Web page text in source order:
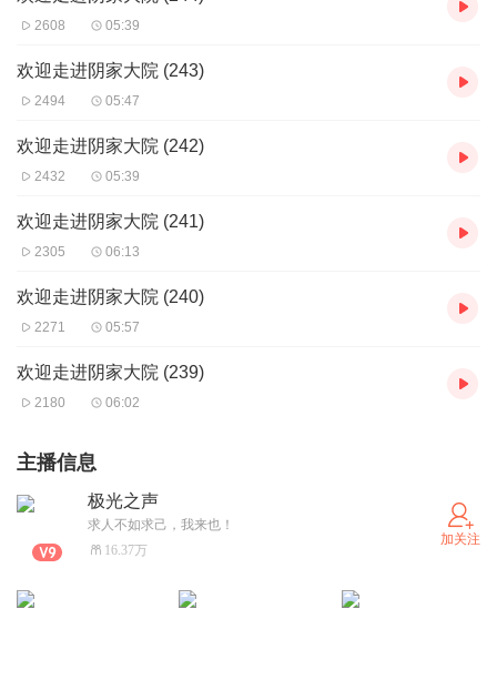
2608 05:39
欢迎走进阴家大院 (243)
2494 05:47
欢迎走进阴家大院 (242)
2432 05:39
欢迎走进阴家大院 (241)
2305 06:13
欢迎走进阴家大院 (240)
2271 05:57
欢迎走进阴家大院 (239)
2180 06:02
主播信息
极光之声
求人不如求己，我来也！
16.37万
加关注